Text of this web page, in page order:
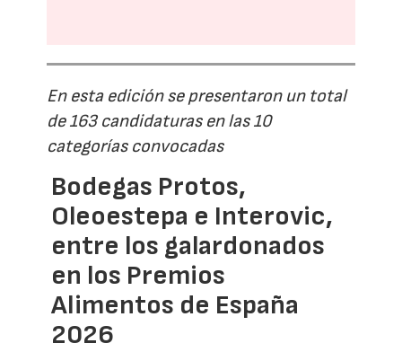
En esta edición se presentaron un total
de 163 candidaturas en las 10
categorías convocadas
Bodegas Protos,
Oleoestepa e Interovic,
entre los galardonados
en los Premios
Alimentos de España
2026